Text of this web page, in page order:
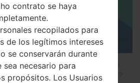
Oficial en el teléfono
LG Flash Tool 2014?
contrato se haya
recopilados para
de los legítimos intereses
se conservarán durante
necesario para
propósitos. Los Usuarios